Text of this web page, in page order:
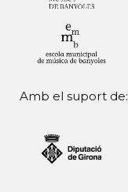
Amb el suport de: